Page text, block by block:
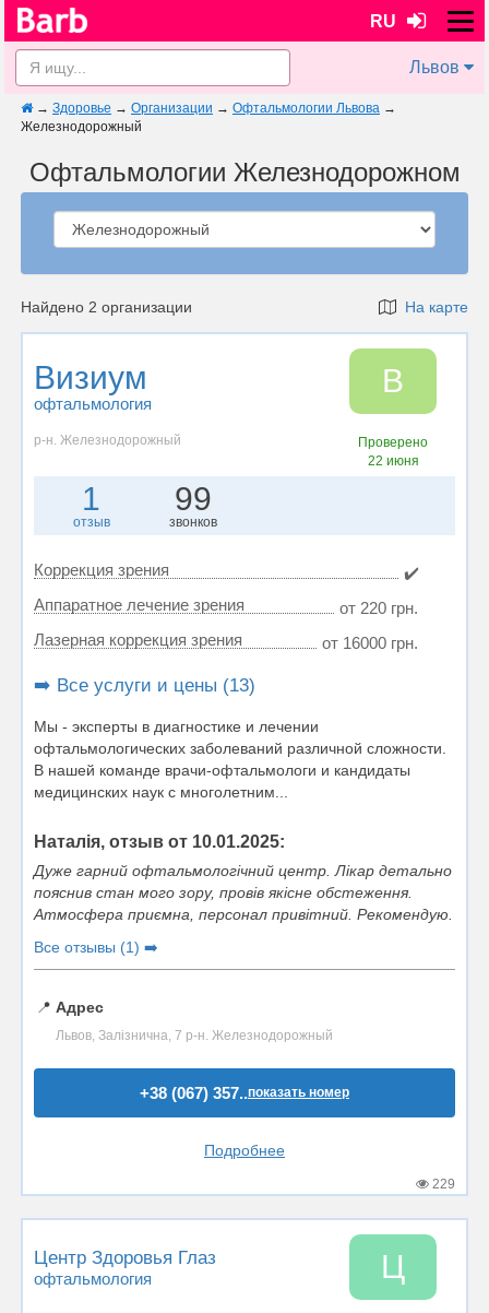
RU
Львов
→ Здоровье → Организации → Офтальмологии Львова →
Железнодорожный
Офтальмологии Железнодорожном
Найдено 2 организации На карте
Визиум
офтальмология
В
р-н. Железнодорожный
Проверено
22 июня
1
отзыв
99
звонков
Коррекция зрения
✔️
Аппаратное лечение зрения
от 220 грн.
Лазерная коррекция зрения
от 16000 грн.
➡️ Все услуги и цены (13)
Мы - эксперты в диагностике и лечении
офтальмологических заболеваний различной сложности.
В нашей команде врачи-офтальмологи и кандидаты
медицинских наук с многолетним...
Наталія, отзыв от 10.01.2025:
Дуже гарний офтальмологічний центр. Лікар детально
пояснив стан мого зору, провів якісне обстеження.
Атмосфера приємна, персонал привітний. Рекомендую.
Все отзывы (1) ➡️
📍 Адрес
Львов, Залізнична, 7 р-н. Железнодорожный
+38 (067) 357..показать номер
Подробнее
229
Центр Здоровья Глаз
офтальмология Ц